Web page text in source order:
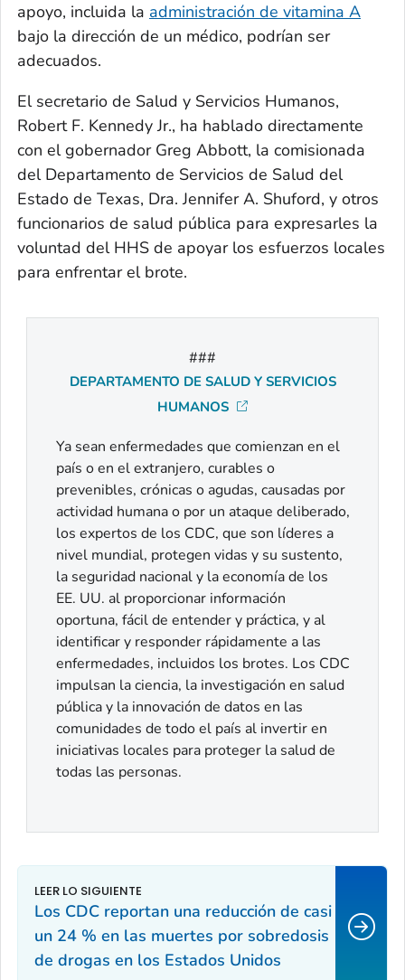
apoyo, incluida la administración de vitamina A
bajo la dirección de un médico, podrían ser
adecuados.
El secretario de Salud y Servicios Humanos,
Robert F. Kennedy Jr., ha hablado directamente
con el gobernador Greg Abbott, la comisionada
del Departamento de Servicios de Salud del
Estado de Texas, Dra. Jennifer A. Shuford, y otros
funcionarios de salud pública para expresarles la
voluntad del HHS de apoyar los esfuerzos locales
para enfrentar el brote.
###
DEPARTAMENTO DE SALUD Y SERVICIOS
HUMANOS
Ya sean enfermedades que comienzan en el
país o en el extranjero, curables o
prevenibles, crónicas o agudas, causadas por
actividad humana o por un ataque deliberado,
los expertos de los CDC, que son líderes a
nivel mundial, protegen vidas y su sustento,
la seguridad nacional y la economía de los
EE. UU. al proporcionar información
oportuna, fácil de entender y práctica, y al
identificar y responder rápidamente a las
enfermedades, incluidos los brotes. Los CDC
impulsan la ciencia, la investigación en salud
pública y la innovación de datos en las
comunidades de todo el país al invertir en
iniciativas locales para proteger la salud de
todas las personas.
Los CDC reportan una reducción de casi
un 24 % en las muertes por sobredosis
de drogas en los Estados Unidos